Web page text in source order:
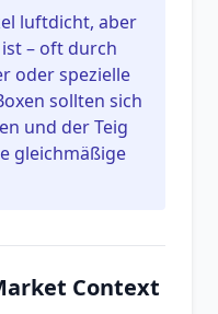
luftdicht, aber
– oft durch
oder spezielle
sollten sich
und der Teig
gleichmäßige
Context